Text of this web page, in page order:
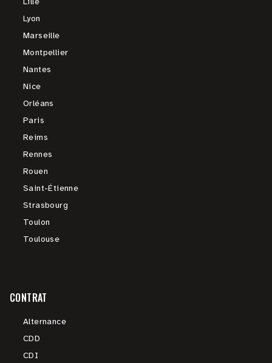
Lyon
Marseille
Montpellier
Nantes
Nice
Orléans
Paris
Reims
Rennes
Rouen
Saint-Étienne
Strasbourg
Toulon
Toulouse
CONTRAT
Alternance
CDD
CDI